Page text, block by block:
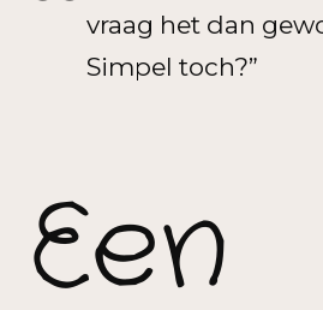
vraag het dan
Simpel toch?”
Een